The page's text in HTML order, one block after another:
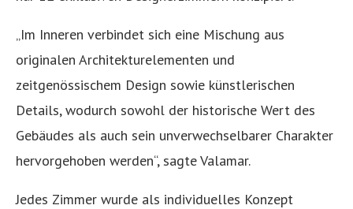
„Im Inneren verbindet sich eine Mischung aus
originalen Architekturelementen und
zeitgenössischem Design sowie künstlerischen
Details, wodurch sowohl der historische Wert des
Gebäudes als auch sein unverwechselbarer Charakter
hervorgehoben werden“, sagte Valamar.
Jedes Zimmer wurde als individuelles Konzept